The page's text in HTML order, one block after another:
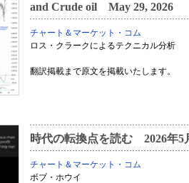
and Crude oil May 29, 2026
チャート＆マーケット・コム
ロス・クラークによるテクニカル分析
翻訳掲載まで原文を掲載いたします。
時代の転換点を読む 2026年5
チャート＆マーケット・コム
ボブ・ホウイ